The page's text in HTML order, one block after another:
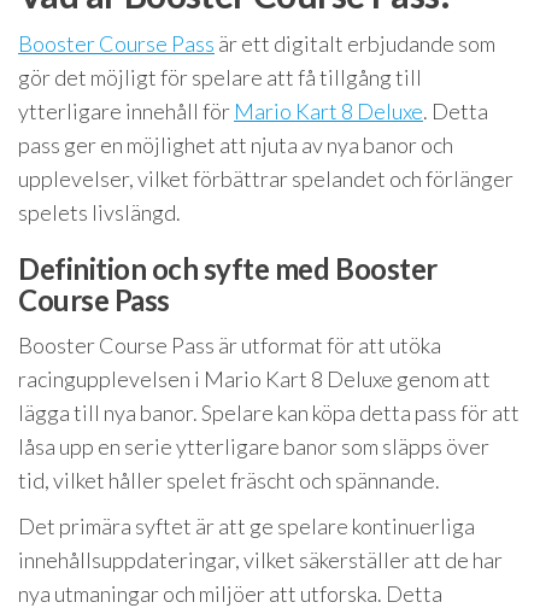
Booster Course Pass är ett digitalt erbjudande som
gör det möjligt för spelare att få tillgång till
ytterligare innehåll för Mario Kart 8 Deluxe. Detta
pass ger en möjlighet att njuta av nya banor och
upplevelser, vilket förbättrar spelandet och förlänger
spelets livslängd.
Definition och syfte med Booster
Course Pass
Booster Course Pass är utformat för att utöka
racingupplevelsen i Mario Kart 8 Deluxe genom att
lägga till nya banor. Spelare kan köpa detta pass för att
låsa upp en serie ytterligare banor som släpps över
tid, vilket håller spelet fräscht och spännande.
Det primära syftet är att ge spelare kontinuerliga
innehållsuppdateringar, vilket säkerställer att de har
nya utmaningar och miljöer att utforska. Detta